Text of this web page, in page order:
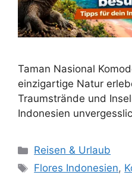
Taman Nasional
einzigartige Natur
Traumstrände und
Indonesien
Kategorien
Reisen & Urlaub
Schlagwörter
Flores Indonesien,